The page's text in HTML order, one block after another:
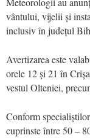
vântului, vijelii și
inclusiv în județul
Avertizarea este
orele 12 și 21 în
vestul Olteniei,
Conform
cuprinste între 50 –